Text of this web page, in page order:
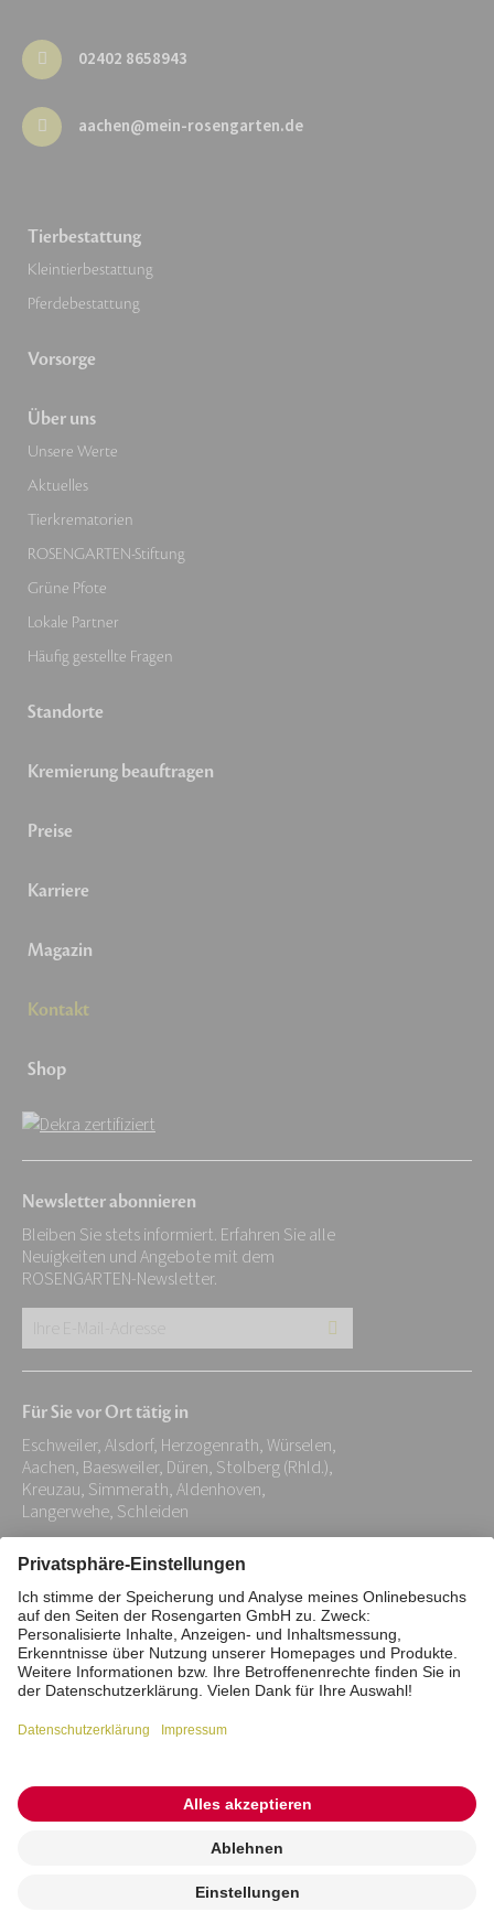
02402 8658943
aachen@mein-rosengarten.de
Tierbestattung
Kleintierbestattung
Pferdebestattung
Vorsorge
Über uns
Unsere Werte
Aktuelles
Tierkrematorien
ROSENGARTEN-Stiftung
Grüne Pfote
Lokale Partner
Häufig gestellte Fragen
Standorte
Kremierung beauftragen
Preise
Karriere
Magazin
Kontakt
Shop
Newsletter abonnieren
Bleiben Sie stets informiert. Erfahren Sie alle
Neuigkeiten und Angebote mit dem
ROSENGARTEN-Newsletter.
E-
Adresse:
*
Für Sie vor Ort tätig in
Eschweiler, Alsdorf, Herzogenrath, Würselen,
Aachen, Baesweiler, Düren, Stolberg (Rhld.),
Kreuzau, Simmerath, Aldenhoven,
Langerwehe, Schleiden
Impressum Datenschutz
Stiftung
Interne Meldestelle
Zahlungsmittel
Barrierefreiheitserklärung
Vertrag widerrufen
© 2026 ROSENGARTEN-Tierbestattung